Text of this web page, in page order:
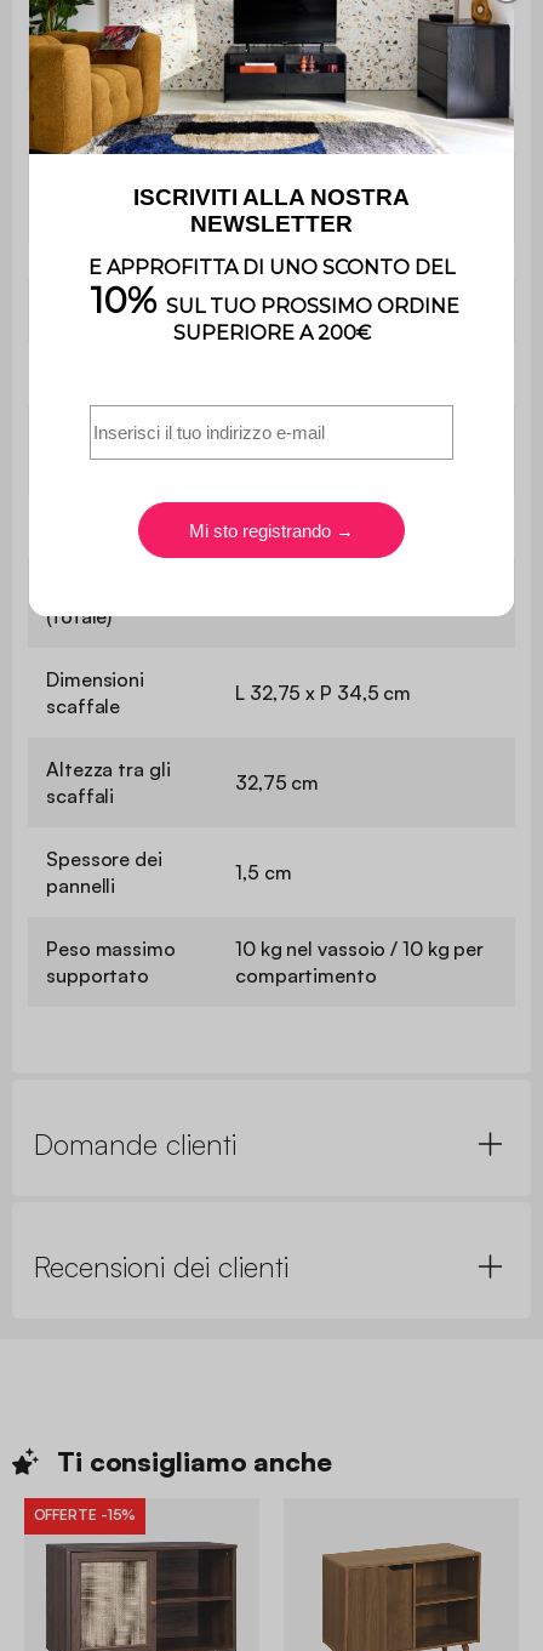
Ripiano regolabile No
Numero di ante 2
Peso massimo
supportato
30 kg
Contiene legno Sì
Utilizzo esclusivamente
domestico
Interno
(totale)
Dimensioni
scaffale
L 32,75 x P 34,5 cm
Altezza tra gli
scaffali
32,75 cm
Spessore dei
pannelli
1,5 cm
Peso massimo
supportato
10 kg nel vassoio / 10 kg per
compartimento
Domande clienti
Recensioni dei clienti
Ti consigliamo anche
OFFERTE -15%